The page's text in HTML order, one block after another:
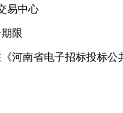
易中心
限
河南省电子招标投标